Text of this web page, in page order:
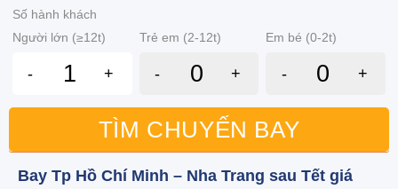
Số hành khách
Người lớn (≥12t)
Trẻ em (2-12t) Em bé (0-2t)
- + - + - +
TÌM CHUYẾN BAY
Bay Tp Hồ Chí Minh – Nha Trang sau Tết giá